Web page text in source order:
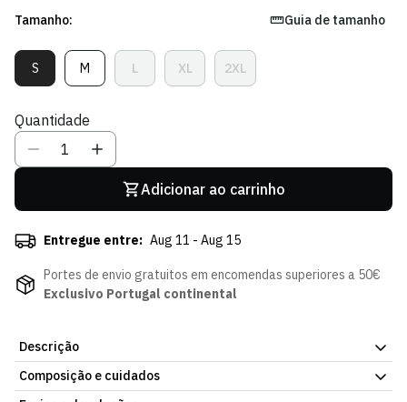
Tamanho: Guia de tamanho
SVariante
Esgotada
Indisponível
MVariante
Esgotada
Indisponível
LVariante
Esgotada
XL
Variante
Esgotada
2XLVariante
Esgotada
Quantidade
Adicionar ao carrinho
Entregue entre: Aug 11 - Aug 15
Portes de envio gratuitos em encomendas superiores a 50€
Exclusivo Portugal continental
Descrição
Há símbolos que definem a nossa identidade. A nova Camisola
Stromp 25/26 homenageia Francisco Stromp, fundador e eterno
Composição e cuidados